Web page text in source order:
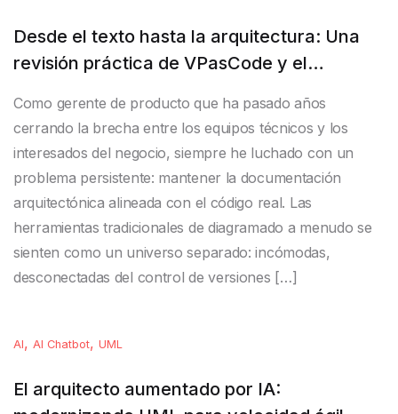
Desde el texto hasta la arquitectura: Una
revisión práctica de VPasCode y el
Como gerente de producto que ha pasado años
cerrando la brecha entre los equipos técnicos y los
interesados del negocio, siempre he luchado con un
problema persistente: mantener la documentación
arquitectónica alineada con el código real. Las
herramientas tradicionales de diagramado a menudo se
sienten como un universo separado: incómodas,
desconectadas del control de versiones […]
AI, AI Chatbot, UML
El arquitecto aumentado por IA: